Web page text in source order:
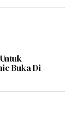
Buka Di